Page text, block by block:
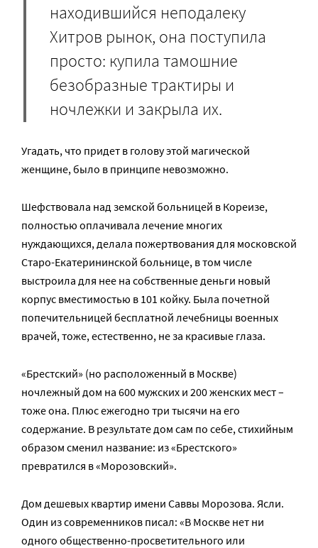
находившийся неподалеку
Хитров рынок, она поступила
просто: купила тамошние
безобразные трактиры и
ночлежки и закрыла их.
Угадать, что придет в голову этой магической
женщине, было в принципе невозможно.
Шефствовала над земской больницей в Кореизе,
полностью оплачивала лечение многих
нуждающихся, делала пожертвования для московской
Старо-Екатерининской больнице, в том числе
выстроила для нее на собственные деньги новый
корпус вместимостью в 101 койку. Была почетной
попечительницей бесплатной лечебницы военных
врачей, тоже, естественно, не за красивые глаза.
«Брестский» (но расположенный в Москве)
ночлежный дом на 600 мужских и 200 женских мест –
тоже она. Плюс ежегодно три тысячи на его
содержание. В результате дом сам по себе, стихийным
образом сменил название: из «Брестского»
превратился в «Морозовский».
Дом дешевых квартир имени Саввы Морозова. Ясли.
Один из современников писал: «В Москве нет ни
одного общественно-просветительного или